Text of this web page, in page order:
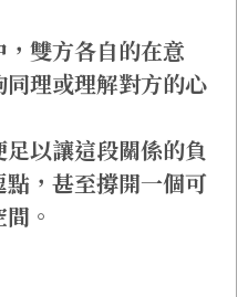
雙方各自的在意
理或理解對方的心
以讓這段關係的負
，甚至撐開一個可
。